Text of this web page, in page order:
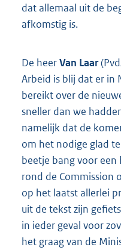
dat allemaal uit de
afkomstig is.
De heerVan Laar
Arbeid is blij dat er in
bereikt over de
sneller dan we
namelijk dat de
om het nodige glad
beetje bang voor
rond de Commission
op het laatst allerlei
uit de tekst zijn
in ieder geval voor
het graag van de